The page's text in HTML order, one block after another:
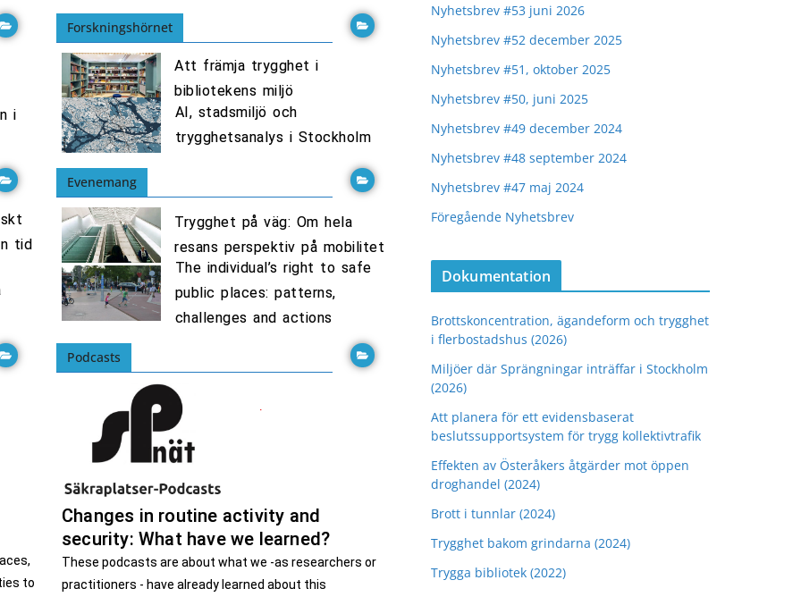
till
av
Ida
[…]
10th
[…]
on
[..]
data
2021-
[..]
till
av
Ida
[…]
10th
[…]
on
[..]
data
2021-
[..]
till
av
Ida
[…]
10th
[…]
on
[..]
data
2021-
[..]
i
Forskningshörnet
Att främja trygghet i
bibliotekens miljö
AI, stadsmiljö och
trygghetsanalys i Stockholm
tid
Evenemang
Trygghet på väg: Om hela
resans perspektiv på mobilitet
The individual’s right to safe
public places: patterns,
challenges and actions
to
Podcasts
Changes in routine activity and
security: What have we learned?
These podcasts are about what we -as researchers or
practitioners - have already learned about this
Nyhetsbrev #53 juni 2026
Nyhetsbrev #52 december 2025
Nyhetsbrev #51, oktober 2025
Nyhetsbrev #50, juni 2025
Nyhetsbrev #49 december 2024
Nyhetsbrev #48 september 2024
Nyhetsbrev #47 maj 2024
Föregående Nyhetsbrev
Dokumentation
Brottskoncentration, ägandeform och trygghet
i flerbostadshus (2026)
Miljöer där Sprängningar inträffar i Stockholm
(2026)
Att planera för ett evidensbaserat
beslutssupportsystem för trygg kollektivtrafik
Effekten av Österåkers åtgärder mot öppen
droghandel (2024)
Brott i tunnlar (2024)
Trygghet bakom grindarna (2024)
Trygga bibliotek (2022)